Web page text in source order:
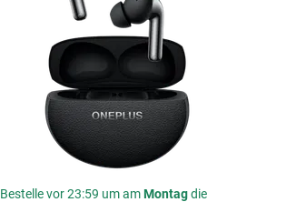
Bestelle vor 23:59 um amMontagdie